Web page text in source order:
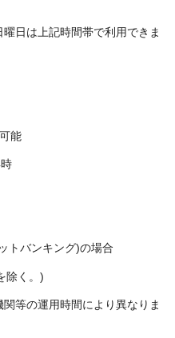
日は上記時間帯で利用できま
能
トバンキング)の場合
除く。)
等の運用時間により異なりま